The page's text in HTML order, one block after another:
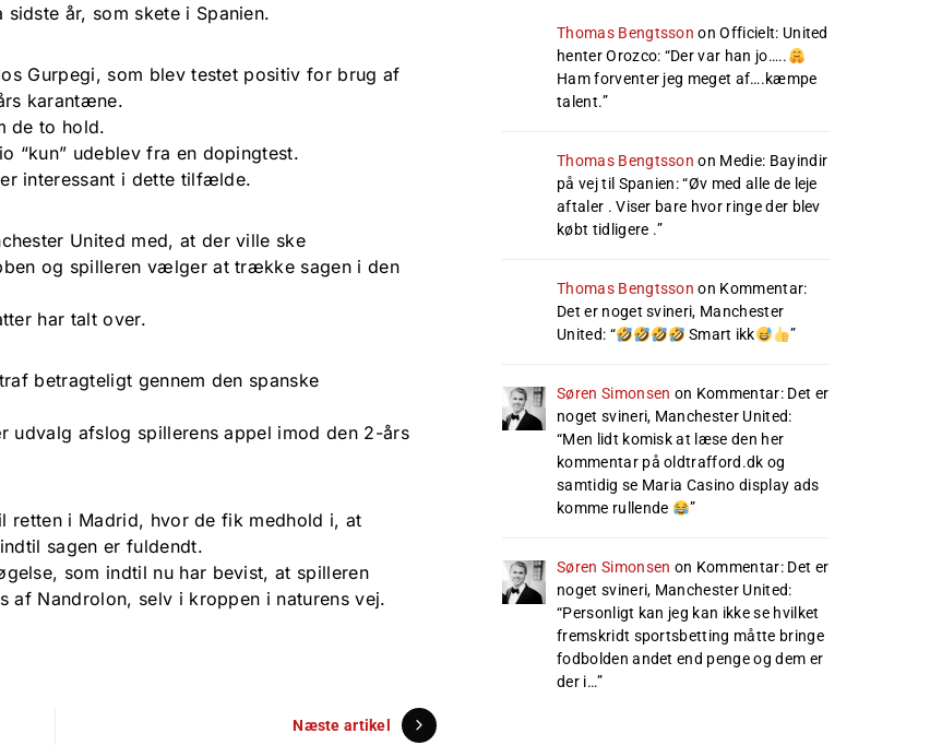
år, som skete i Spanien.
Gurpegi, som blev testet positiv for brug af
karantæne.
de to hold.
“kun” udeblev fra en dopingtest.
interessant i dette tilfælde.
United med, at der ville ske
og spilleren vælger at trække sagen i den
har talt over.
betragteligt gennem den spanske
udvalg afslog spillerens appel imod den 2-års
retten i Madrid, hvor de fik medhold i, at
sagen er fuldendt.
som indtil nu har bevist, at spilleren
af Nandrolon, selv i kroppen i naturens vej.
Næste artikel
Thomas Bengtsson onOfficielt: United
henter Orozco: “Der var han jo…..
Ham forventer jeg meget af….kæmpe
talent.”
Thomas Bengtsson on Medie: Bayindir
på vej til Spanien: “Øv med alle de leje
aftaler . Viser bare hvor ringe der blev
købt tidligere .”
Thomas Bengtsson on Kommentar:
Det er noget svineri, Manchester
United: “ Smart ikk ”
Søren Simonsen on Kommentar: Det er
noget svineri, Manchester United:
“Men lidt komisk at læse den her
kommentar på oldtrafford.dk og
samtidig se Maria Casino display ads
komme rullende
”
Søren Simonsen on Kommentar: Det er
noget svineri, Manchester United:
“Personligt kan jeg kan ikke se hvilket
fremskridt sportsbetting måtte bringe
fodbolden andet end penge og dem er
der i…”